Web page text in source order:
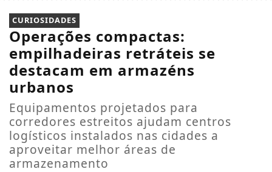
CURIOSIDADES
Operações compactas:
empilhadeiras retráteis se
destacam em armazéns
urbanos
Equipamentos projetados para
corredores estreitos ajudam centros
logísticos instalados nas cidades a
aproveitar melhor áreas de
armazenamento